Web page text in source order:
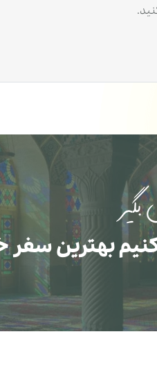
بهترین سفر